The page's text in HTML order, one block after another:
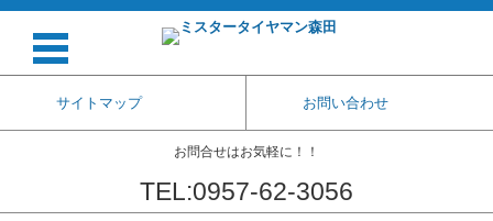
サイトマップ お問い合わせ
お問合せはお気軽に！！
TEL:0957-62-3056
コンテンツに移動